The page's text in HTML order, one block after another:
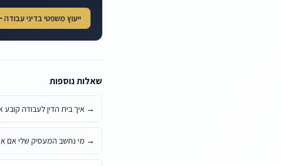
ייעוץ משפטי בדיני עבודה
שאלות נוספות
→ איך בית הדין לעבודה
→ מי נחשב המעסיק שלי אם